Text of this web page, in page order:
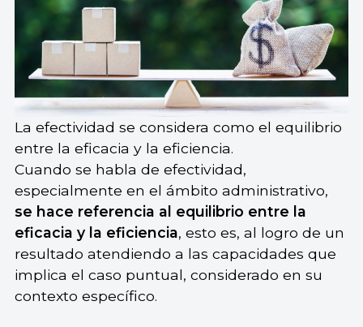
La efectividad se considera como el equilibrio
entre la eficacia y la eficiencia.
Cuando se habla de efectividad,
especialmente en el ámbito administrativo,
se hace referencia al equilibrio entre la
eficacia y la eficiencia, esto es, al logro de un
resultado atendiendo a las capacidades que
implica el caso puntual, considerado en su
contexto específico.